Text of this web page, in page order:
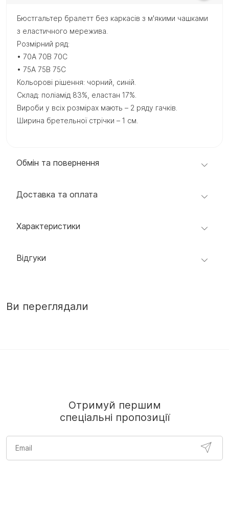
Бюстгальтер бралетт без каркасів з м'якими чашками
з еластичного мережива.
Розмірний ряд:
• 70A 70B 70C
• 75A 75B 75C
Кольорові рішення: чорний, синій.
Склад: поліамід 83%, еластан 17%.
Вироби у всіх розмірах мають – 2 ряду гачків.
Ширина бретельної стрічки – 1 см.
Обмін та повернення
Доставка та оплата
Характеристики
Відгуки
Ви переглядали
Отримуй першим
спеціальні пропозиції